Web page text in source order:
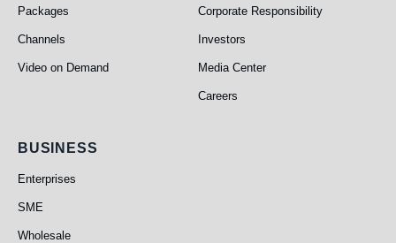
Packages
Channels
Video on Demand
Corporate Responsibility
Investors
Media Center
Careers
Business
BUSINESS
Enterprises
SME
Wholesale